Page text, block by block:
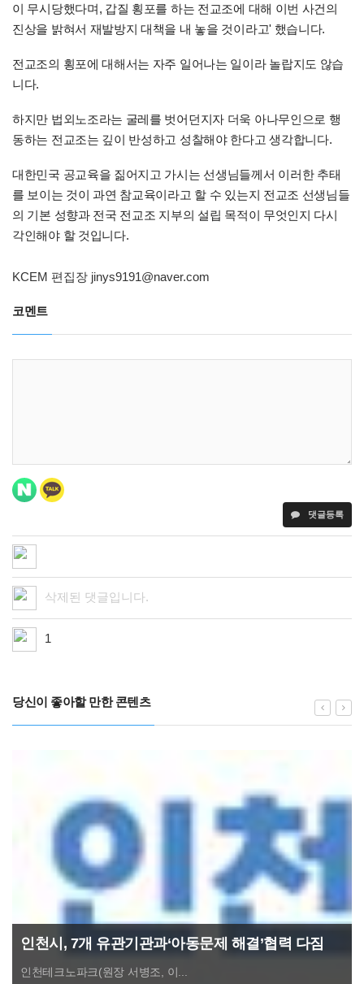
이 무시당했다며, 갑질 횡포를 하는 전교조에 대해 이번 사건의
진상을 밝혀서 재발방지 대책을 내 놓을 것이라고' 했습니다.
전교조의 횡포에 대해서는 자주 일어나는 일이라 놀랍지도 않습
니다.
하지만 법외노조라는 굴레를 벗어던지자 더욱 아나무인으로 행
동하는 전교조는 깊이 반성하고 성찰해야 한다고 생각합니다.
대한민국 공교육을 짊어지고 가시는 선생님들께서 이러한 추태
를 보이는 것이 과연 참교육이라고 할 수 있는지 전교조 선생님들
의 기본 성향과 전국 전교조 지부의 설립 목적이 무엇인지 다시
각인해야 할 것입니다.
KCEM 편집장 jinys9191@naver.com
코멘트
댓글등록
삭제된 댓글입니다.
1
당신이 좋아할 만한 콘텐츠
인천시, 7개 유관기관과‘아동문제 해결’협력 다짐
인천테크노파크(원장 서병조, 이...